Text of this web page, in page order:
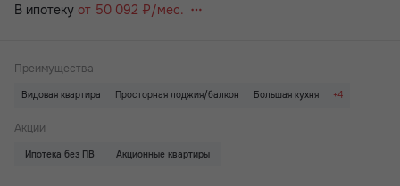
В ипотеку от 50 092 ₽/мес.
Преимущества
+4
Видовая квартира Просторная лоджия/балкон Большая кухня
Акции
Ипотека без ПВ Акционные квартиры